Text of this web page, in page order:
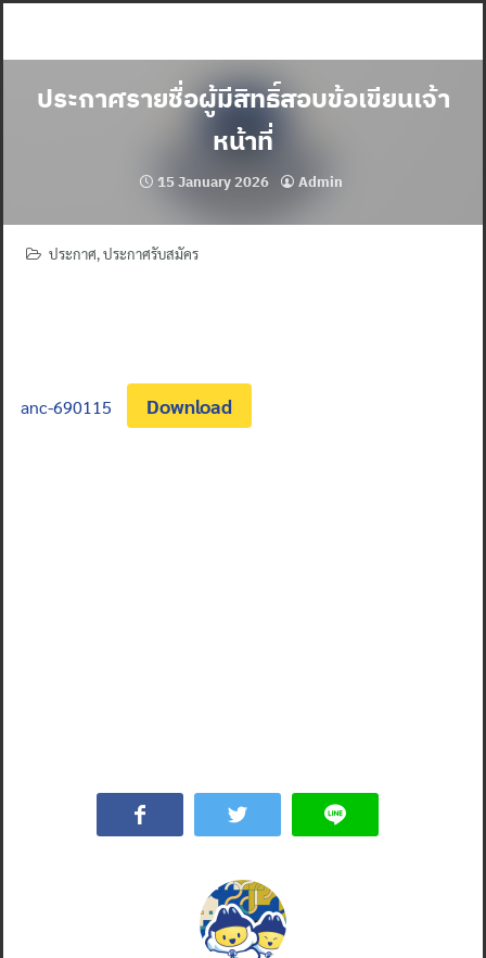
ประกาศรายชื่อผู้มีสิทธิ์สอบข้อเขียนเจ้า
หน้าที่
15 January 2026 Admin
ประกาศ,ประกาศรับสมัคร
anc-690115 Download